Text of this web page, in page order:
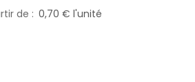
de
0,70 € l'unité